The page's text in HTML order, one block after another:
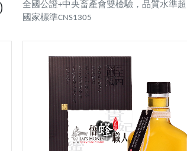
全國公證+中央畜產會雙檢驗，品質水準
國家標準CNS1305